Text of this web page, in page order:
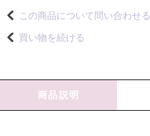
この商品について問い合わせる
買い物を続ける
商品説明